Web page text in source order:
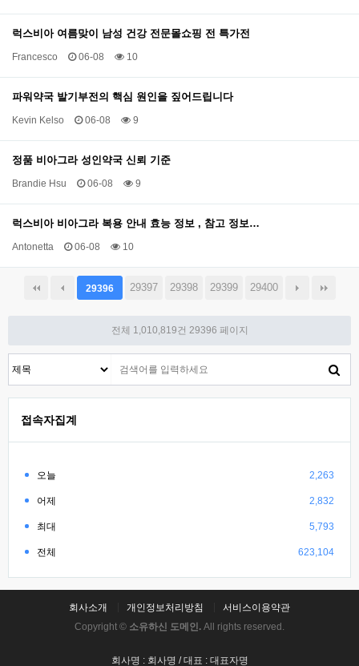
럭스비아 여름맞이 남성 건강 전문몰쇼핑 전 특가전
Francesco 06-08 10
파워약국 발기부전의 핵심 원인을 짚어드립니다
Kevin Kelso 06-08 9
정품 비아그라 성인약국 신뢰 기준
Brandie Hsu 06-08 9
럭스비아 비아그라 복용 안내 효능 정보 , 참고 정보…
Antonetta 06-08 10
29396 29397 29398 29399 29400
전체 1,010,819건 29396 페이지
접속자집계
오늘 2,263
어제 2,832
최대 5,793
전체 623,104
회사소개 개인정보처리방침
서비스이용약관
Copyright © 소유하신 도메인. All rights reserved.
회사명 : 회사명 / 대표 : 대표자명